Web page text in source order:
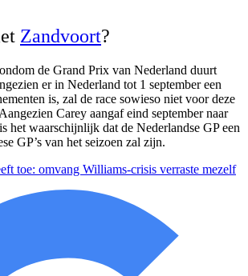
Zandvoort?
de Grand Prix van Nederland duurt
er in Nederland tot 1 september een
is, zal de race sowieso niet voor deze
Carey aangaf eind september naar
het waarschijnlijk dat de Nederlandse GP een
GP’s van het seizoen zal zijn.
toe: omvang Williams-crisis verraste mezelf